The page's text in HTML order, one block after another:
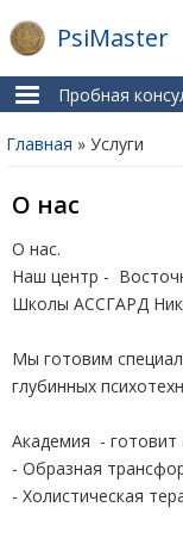
PsiMaster
Пробная
Вы здесь
Главная » Услуги
О нас
О нас.
Наш центр -
Школы АССГАРД
Мы готовим
глубинных
Академия - готовит
- Образная
- Холистическая